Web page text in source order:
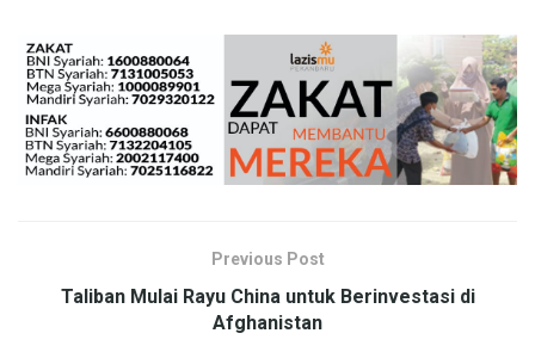
Previous Post
Taliban Mulai Rayu China untuk Berinvestasi di
Afghanistan